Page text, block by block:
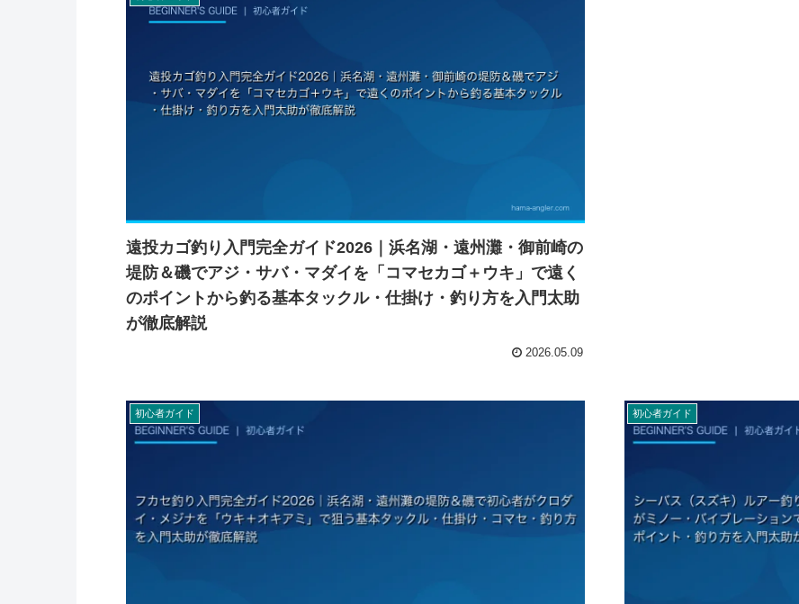
遠投カゴ釣り入門完全ガイド2026｜浜名湖・遠州灘・御前崎の
堤防＆磯でアジ・サバ・マダイを「コマセカゴ＋ウキ」で遠く
のポイントから釣る基本タックル・仕掛け・釣り方を入門太助
が徹底解説
2026.05.09
初心者ガイド 初心者ガイド